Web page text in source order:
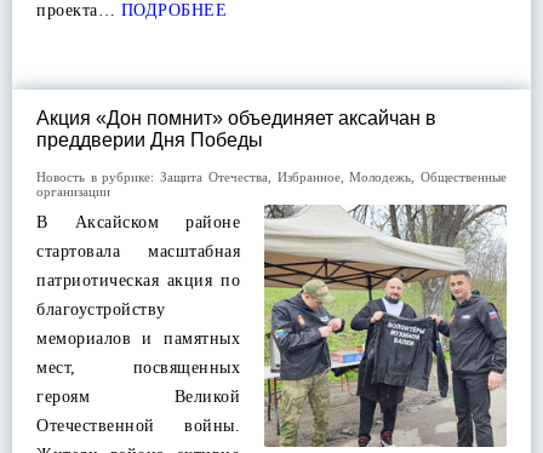
проекта… ПОДРОБНЕЕ
Акция «Дон помнит» объединяет аксайчан в
преддверии Дня Победы
Новость в рубрике:Защита Отечества Избранное,Молодежь ,Общественные
организации
В Аксайском районе
стартовала масштабная
патриотическая акция по
благоустройству
мемориалов и памятных
мест, посвященных
героям Великой
Отечественной войны.